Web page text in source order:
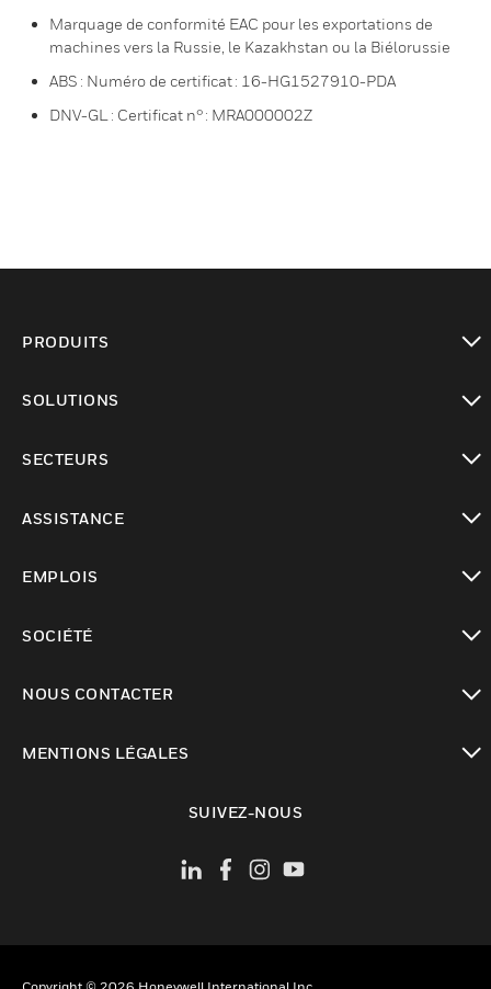
Marquage de conformité EAC pour les exportations de
machines vers la Russie, le Kazakhstan ou la Biélorussie
ABS : Numéro de certificat : 16-HG1527910-PDA
DNV-GL : Certificat n° : MRA000002Z
PRODUITS
SOLUTIONS
SECTEURS
ASSISTANCE
EMPLOIS
SOCIÉTÉ
NOUS CONTACTER
MENTIONS LÉGALES
SUIVEZ-NOUS